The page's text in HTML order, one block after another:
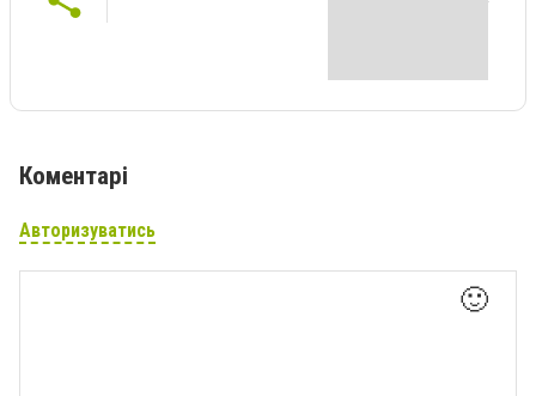
Коментарі
Авторизуватись
🙂